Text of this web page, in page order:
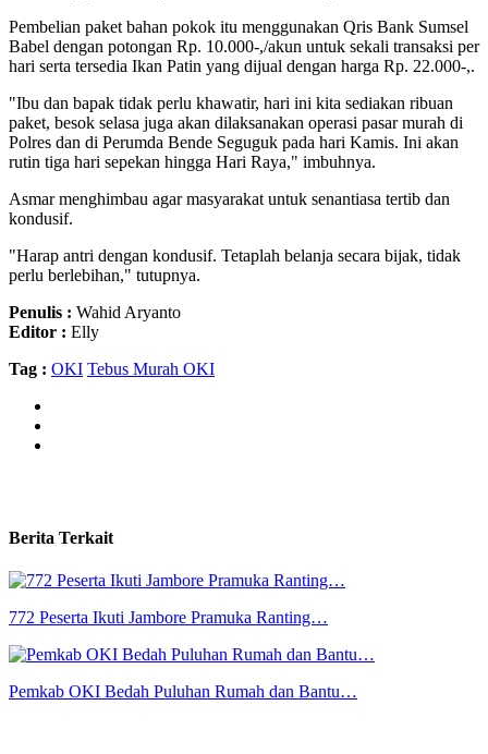
Pembelian paket bahan pokok itu menggunakan Qris Bank Sumsel
Babel dengan potongan Rp. 10.000-,/akun untuk sekali transaksi per
hari serta tersedia Ikan Patin yang dijual dengan harga Rp. 22.000-,.
"Ibu dan bapak tidak perlu khawatir, hari ini kita sediakan ribuan
paket, besok selasa juga akan dilaksanakan operasi pasar murah di
Polres dan di Perumda Bende Seguguk pada hari Kamis. Ini akan
rutin tiga hari sepekan hingga Hari Raya," imbuhnya.
Asmar menghimbau agar masyarakat untuk senantiasa tertib dan
kondusif.
"Harap antri dengan kondusif. Tetaplah belanja secara bijak, tidak
perlu berlebihan," tutupnya.
Penulis : Wahid Aryanto
Editor : Elly
Tag : OKI Tebus Murah OKI
Berita Terkait
772 Peserta Ikuti Jambore Pramuka Ranting…
Pemkab OKI Bedah Puluhan Rumah dan Bantu…